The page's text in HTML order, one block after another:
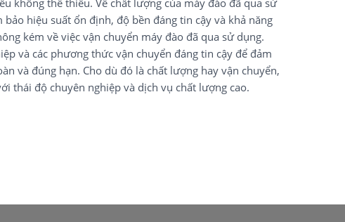
không thể thiếu. Về chất lượng của máy đào đã qua sử
hiệu suất ổn định, độ bền đáng tin cậy và khả năng
kém về việc vận chuyển máy đào đã qua sử dụng.
và các phương thức vận chuyển đáng tin cậy để đảm
và đúng hạn. Cho dù đó là chất lượng hay vận chuyển,
thái độ chuyên nghiệp và dịch vụ chất lượng cao.